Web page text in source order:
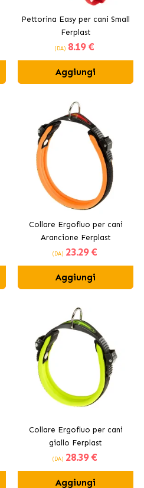
Pettorina Easy per cani Small
Ferplast
(DA) 8.19 €
Aggiungi
Collare Ergofluo per cani
Arancione Ferplast
(DA) 23.29 €
Aggiungi
Collare Ergofluo per cani
giallo Ferplast
(DA) 28.39 €
Aggiungi